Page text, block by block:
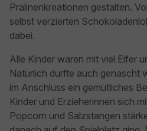
Pralinenkreationen gestalten.
selbst verzierten
dabei.
Alle Kinder waren mit viel Eifer
Natürlich durfte auch genascht
im Anschluss ein gemütliches
Kinder und Erzieherinnen sich
Popcorn und Salzstangen